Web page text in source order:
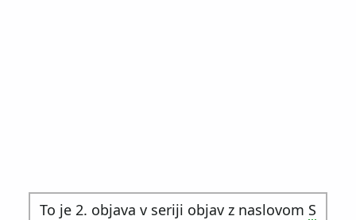
To je 2. objava v seriji objav z naslovom S